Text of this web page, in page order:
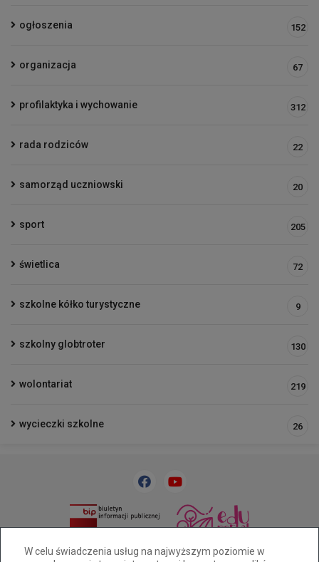
W celu świadczenia usług na najwyższym poziomie w
ogłoszenia 152
organizacja 67
profilaktyka i wychowanie 312
rada rodziców 22
samorząd uczniowski 20
sport 205
świetlica 72
szkolne kółko turystyczne 9
szkolny globtroter 130
wolontariat 219
wycieczki szkolne 26
33 818 31 84 sp32@cuw.bielsko-biala.pl